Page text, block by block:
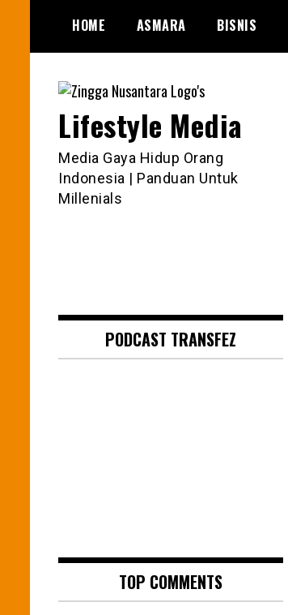
content
HOME ASMARA BISNIS
Lifestyle Media
Media Gaya Hidup Orang
Indonesia | Panduan Untuk
Millenials
PODCAST TRANSFEZ
TOP COMMENTS